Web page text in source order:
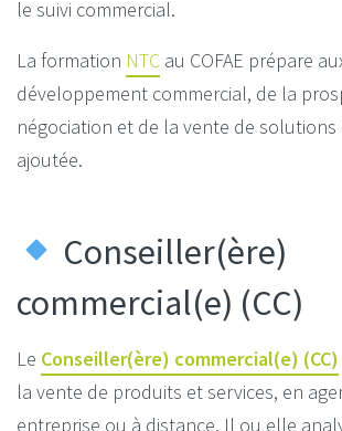
le suivi commercial.
La formation NTC au COFAE prépare
développement commercial, de la
négociation et de la vente de
ajoutée.
Conseiller(ère)
commercial(e) (CC)
Le Conseiller(ère) commercial(e) (CC)
la vente de produits et services, en
entreprise ou à distance. Il ou elle